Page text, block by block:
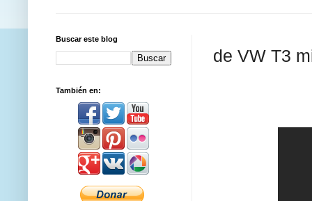
de VW T3
Buscar este blog
También en: